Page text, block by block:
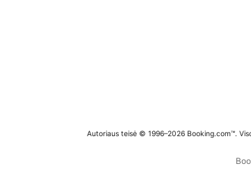
Autoriaus teisė © 1996–2026 Booking.com™.